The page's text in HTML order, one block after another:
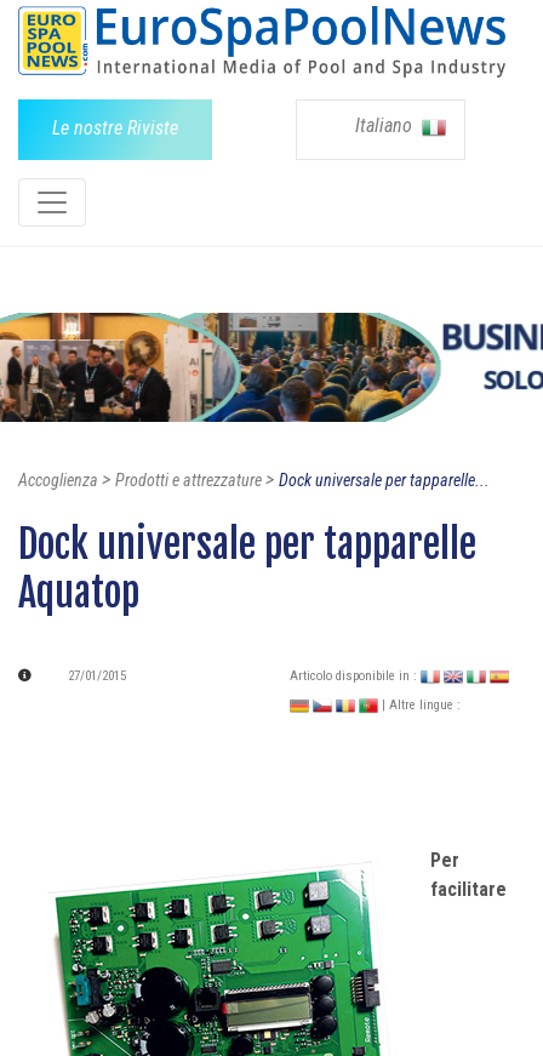
Le nostre Riviste Italiano
Accoglienza > Prodotti e attrezzature> Dock universale per tapparelle...
Dock universale per tapparelle
Aquatop
27/01/2015
Articolo disponibile in :
| Altre lingue :
Per
facilitare